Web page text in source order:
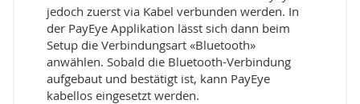
jedoch zuerst via Kabel verbunden werden. In
der PayEye Applikation lässt sich dann beim
Setup die Verbindungsart «Bluetooth»
anwählen. Sobald die Bluetooth-Verbindung
aufgebaut und bestätigt ist, kann PayEye
kabellos eingesetzt werden.